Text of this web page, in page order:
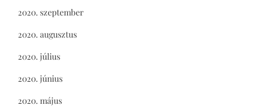
2020. szeptember
2020. augusztus
2020. július
2020. június
2020. május